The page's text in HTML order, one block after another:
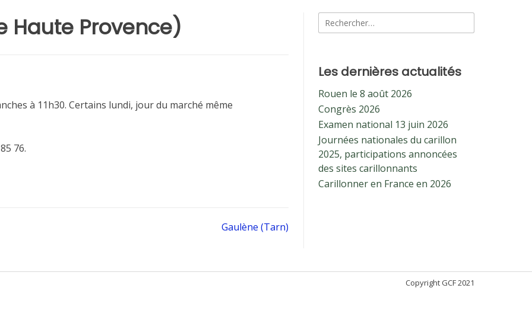
Haute Provence)
à 11h30. Certains lundi, jour du marché même
76.
Gaulène (Tarn)
Rechercher :
Les dernières actualités
Rouen le 8 août 2026
Congrès 2026
Examen national 13 juin 2026
Journées nationales du carillon
2025, participations annoncées
des sites carillonnants
Carillonner en France en 2026
Copyright GCF 2021